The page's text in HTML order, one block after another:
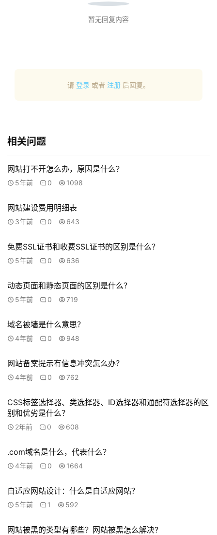
a
l
e
r
i
c
s
问
题
联
系
们
暂无回复内容
请 登录 或者 注册 后回复。
相关问题
网站打不开怎么办，原因是什么？
5年前 0 1098
网站建设费用明细表
3年前 0 643
免费SSL证书和收费SSL证书的区别是什么？
5年前 0 636
动态页面和静态页面的区别是什么？
5年前 0 719
域名被墙是什么意思？
4年前 0 948
网站备案提示有信息冲突怎么办？
4年前 0 762
CSS标签选择器、类选择器、ID选择器和通配符选择器的区
别和优劣是什么？
2年前 0 608
.com域名是什么，代表什么？
4年前 0 1664
自适应网站设计：什么是自适应网站？
5年前 1 592
网站被黑的类型有哪些？网站被黑怎么解决?